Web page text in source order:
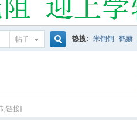
帖子 热搜: 米销销 鹤赫
链接]